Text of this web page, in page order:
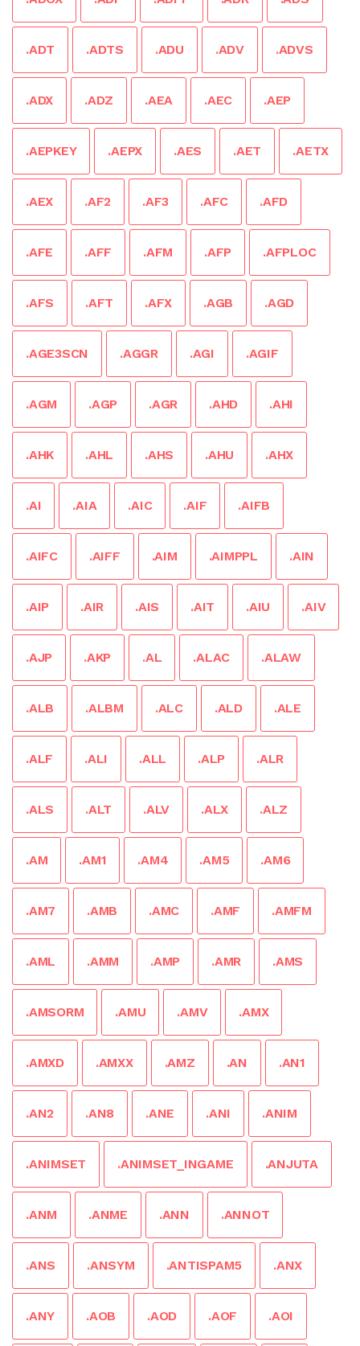
.ADT .ADTS .ADU .ADV .ADVS
.ADX .ADZ .AEA .AEC .AEP
.AEPKEY .AEPX .AES .AET .AETX
.AEX .AF2 .AF3 .AFC .AFD
.AFE .AFF .AFM .AFP .AFPLOC
.AFS .AFT .AFX .AGB .AGD
.AGE3SCN .AGGR .AGI .AGIF
.AGM .AGP .AGR .AHD .AHI
.AHK .AHL .AHS .AHU .AHX
.AI .AIA .AIC .AIF .AIFB
.AIFC .AIFF .AIM .AIMPPL .AIN
.AIP .AIR .AIS .AIT .AIU .AIV
.AJP .AKP .AL .ALAC .ALAW
.ALB .ALBM .ALC .ALD .ALE
.ALF .ALI .ALL .ALP .ALR
.ALS .ALT .ALV .ALX .ALZ
.AM .AM1 .AM4 .AM5 .AM6
.AM7 .AMB .AMC .AMF .AMFM
.AML .AMM .AMP .AMR .AMS
.AMSORM .AMU .AMV .AMX
.AMXD .AMXX .AMZ .AN .AN1
.AN2 .AN8 .ANE .ANI .ANIM
.ANIMSET .ANIMSET_INGAME .ANJUTA
.ANM .ANME .ANN .ANNOT
.ANS .ANSYM .ANTISPAM5 .ANX
.ANY .AOB .AOD .AOF .AOI